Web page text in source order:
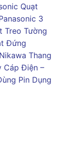
Quạt
3
Treo Tường
Đứng
Thang
Cáp Điện –
Pin Dụng